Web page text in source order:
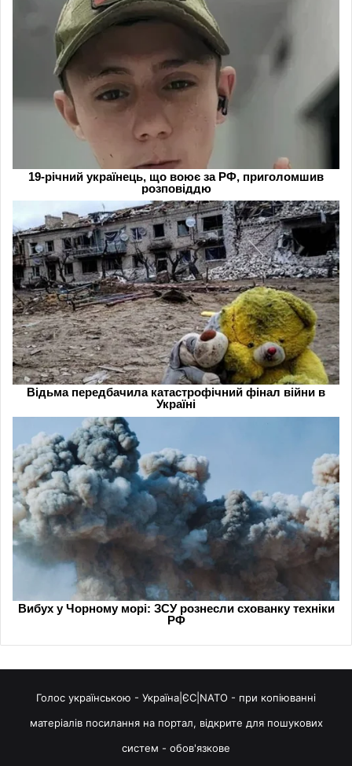
Голос українською - Україна|ЄС|NATO - при копіюванні
матеріалів посилання на портал, відкрите для пошукових
систем - обов'язкове